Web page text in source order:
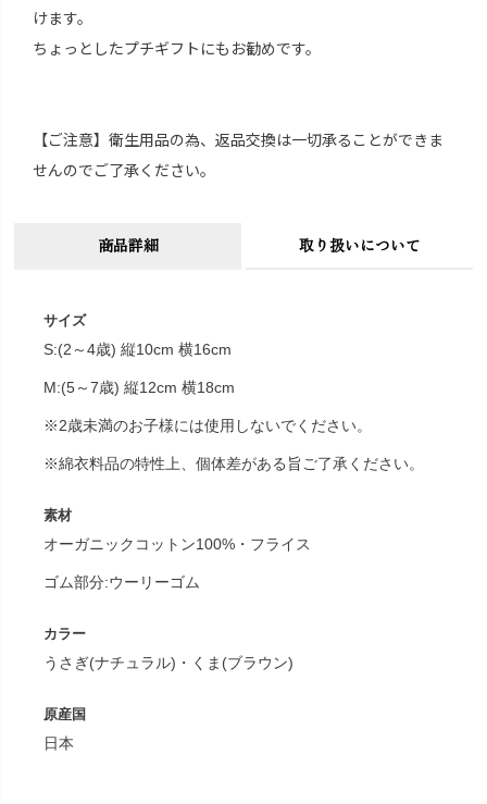
けます。
ちょっとしたプチギフトにもお勧めです。
【ご注意】衛生用品の為、返品交換は一切承ることができま
せんのでご了承ください。
商品詳細 取り扱いについて
サイズ
S:(2～4歳) 縦10cm 横16cm
M:(5～7歳) 縦12cm 横18cm
※2歳未満のお子様には使用しないでください。
※綿衣料品の特性上、個体差がある旨ご了承ください。
素材
オーガニックコットン100%・フライス
ゴム部分:ウーリーゴム
カラー
うさぎ(ナチュラル)・くま(ブラウン)
原産国
日本